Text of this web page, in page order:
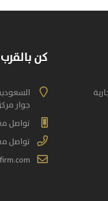
كن بالقرب
جوار
تواصل
تواصل